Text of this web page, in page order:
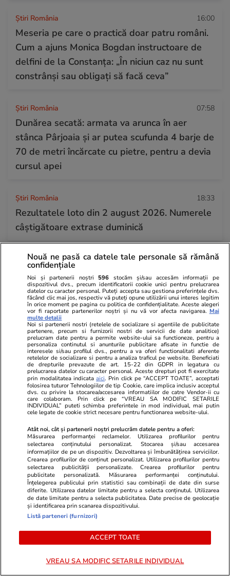
Știri România 16:00
Meseria pe care o practică doar patru români.
Cum a ajuns Monica Bogdan instructoare de
delfini de la Constanța: „În niciun caz nu sunt
constrânși sau obligați să facă ceva”
Știri România 07:58
Dunărea secată: armata va arunca în aer
stânca Pârjoaia și ar putea scufunda 4 barje de
70 de metri încărcate cu pietre, pentru a devia
cursul apei
Știri România 18:33
Rezultatele loto din 2 august 2026. Numerele
câștigătoare extrase duminică
Lifestyle 20:55
Un patron din China a aflat ce a
făcut angajatul său la nuntă și l-a
dat afară imediat: „Nu am niciun
respect pentru tine”
Lifestyle
La ce se
când aleg
Lifestyle 01 aug.
Cum se face cafeaua la presa
franceză – cum funcționează și
care sunt avantajele
Nouă ne pasă ca datele tale personale să rămână
confidențiale
Noi și partenerii noștri 596 stocăm și/sau accesăm informații pe
dispozitivul dvs., precum identificatorii cookie unici pentru prelucrarea
datelor cu caracter personal. Puteți accepta sau gestiona preferințele dvs.
făcând clic mai jos, respectiv vă puteți opune utilizării unui interes legitim
în orice moment pe pagina cu politica de confidențialitate. Aceste alegeri
vor fi raportate partenerilor noștri și nu vă vor afecta navigarea. Mai
multe detalii
Noi si partenerii nostri (retelele de socializare si agentiile de publicitate
partenere, precum si furnizorii nostri de servicii de date analitice)
prelucram date pentru a permite website-ului sa functioneze, pentru a
personaliza continutul si anunturile publicitare afisate in functie de
interesele si/sau profilul dvs., pentru a va oferi functionalitati aferente
retelelor de socializare si pentru a analiza traficul pe website. Beneficiati
de drepturile prevazute de art. 15-22 din GDPR in legatura cu
prelucrarea datelor cu caracter personal. Aceste drepturi pot fi exercitate
prin modalitatea indicataaici. Prin click pe “ACCEPT TOATE”, acceptati
folosirea tuturor Tehnologiilor de tip Cookie, care implica inclusiv acceptul
dvs. cu privire la stocarea/accesarea informatiilor de catre Vendor-ii cu
care colaboram. Prin click pe “VREAU SA MODIFIC SETARILE
INDIVIDUAL” puteti schimba preferintele in mod individual, mai putin
cele legate de cookie strict necesare pentru functionarea website-ului.
Atât noi, cât și partenerii noștri prelucrăm datele pentru a oferi:
Măsurarea performanței reclamelor. Utilizarea profilurilor pentru
selectarea conținutului personalizat. Stocarea și/sau accesarea
informațiilor de pe un dispozitiv. Dezvoltarea și îmbunătățirea serviciilor.
Crearea profilurilor de conținut personalizat. Utilizarea profilurilor pentru
selectarea publicității personalizate. Crearea profilurilor pentru
publicitate personalizată. Măsurarea performanței conținutului.
Înțelegerea publicului prin statistici sau combinații de date din surse
diferite. Utilizarea datelor limitate pentru a selecta conținutul. Utilizarea
de date limitate pentru a selecta publicitatea. Date precise de geolocație
și identificarea prin scanarea dispozitivului.
Listă parteneri (furnizori)
ACCEPT TOATE
VREAU SA MODIFIC SETARILE INDIVIDUAL